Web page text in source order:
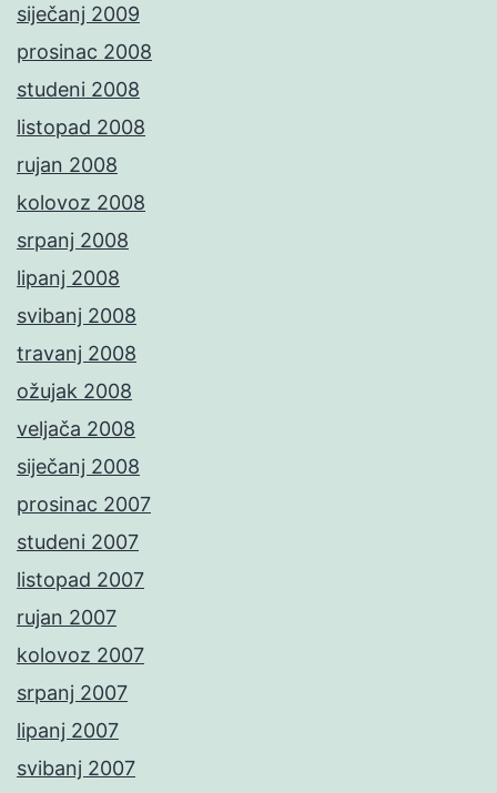
siječanj 2009
prosinac 2008
studeni 2008
listopad 2008
rujan 2008
kolovoz 2008
srpanj 2008
lipanj 2008
svibanj 2008
travanj 2008
ožujak 2008
veljača 2008
siječanj 2008
prosinac 2007
studeni 2007
listopad 2007
rujan 2007
kolovoz 2007
srpanj 2007
lipanj 2007
svibanj 2007